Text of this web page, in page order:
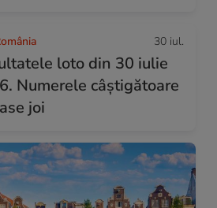
30 iul.
loto din 30 iulie
Numerele câștigătoare
joi